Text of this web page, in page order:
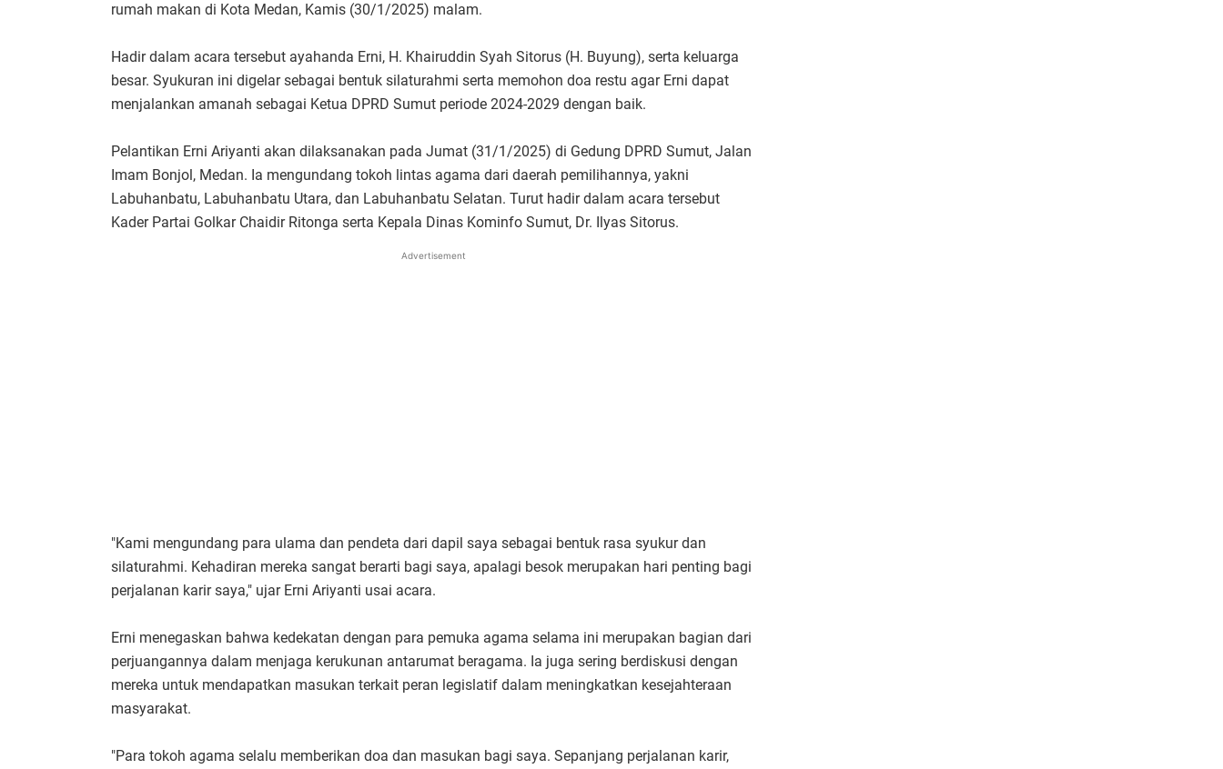
rumah makan di Kota Medan, Kamis (30/1/2025) malam.
Hadir dalam acara tersebut ayahanda Erni, H. Khairuddin Syah Sitorus (H. Buyung), serta keluarga
besar. Syukuran ini digelar sebagai bentuk silaturahmi serta memohon doa restu agar Erni dapat
menjalankan amanah sebagai Ketua DPRD Sumut periode 2024-2029 dengan baik.
Pelantikan Erni Ariyanti akan dilaksanakan pada Jumat (31/1/2025) di Gedung DPRD Sumut, Jalan
Imam Bonjol, Medan. Ia mengundang tokoh lintas agama dari daerah pemilihannya, yakni
Labuhanbatu, Labuhanbatu Utara, dan Labuhanbatu Selatan. Turut hadir dalam acara tersebut
Kader Partai Golkar Chaidir Ritonga serta Kepala Dinas Kominfo Sumut, Dr. Ilyas Sitorus.
Advertisement
"Kami mengundang para ulama dan pendeta dari dapil saya sebagai bentuk rasa syukur dan
silaturahmi. Kehadiran mereka sangat berarti bagi saya, apalagi besok merupakan hari penting bagi
perjalanan karir saya," ujar Erni Ariyanti usai acara.
Erni menegaskan bahwa kedekatan dengan para pemuka agama selama ini merupakan bagian dari
perjuangannya dalam menjaga kerukunan antarumat beragama. Ia juga sering berdiskusi dengan
mereka untuk mendapatkan masukan terkait peran legislatif dalam meningkatkan kesejahteraan
masyarakat.
"Para tokoh agama selalu memberikan doa dan masukan bagi saya. Sepanjang perjalanan karir,